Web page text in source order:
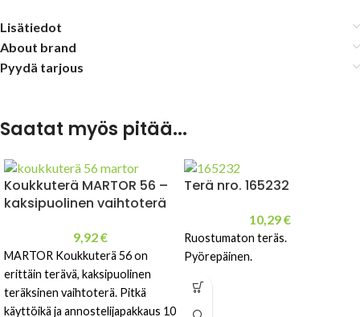
Lisätiedot
About brand
Pyydä tarjous
Saatat myös pitää...
Koukkuterä MARTOR 56 –
kaksipuolinen vaihtoterä
9,92€
MARTOR Koukkuterä 56 on
erittäin terävä, kaksipuolinen
teräksinen vaihtoterä. Pitkä
käyttöikä ja annostelijapakkaus 10
Terä nro. 165232
10,29€
Ruostumaton teräs.
Pyörepäinen.